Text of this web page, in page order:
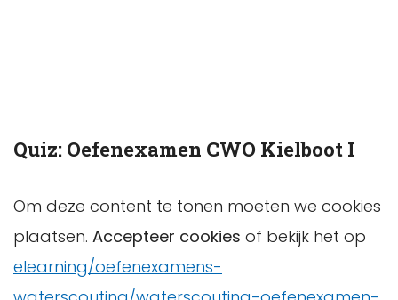
Quiz: Oefenexamen CWO Kielboot I
Om deze content te tonen moeten we cookies
plaatsen. Accepteer cookies of bekijk het op
elearning/oefenexamens-